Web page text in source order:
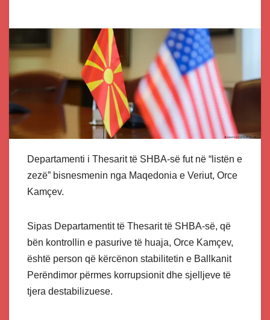
Departamenti i Thesarit të SHBA-së fut në “listën e
zezë” bisnesmenin nga Maqedonia e Veriut, Orce
Kamçev.
Sipas Departamentit të Thesarit të SHBA-së, që
bën kontrollin e pasurive të huaja, Orce Kamçev,
është person që kërcënon stabilitetin e Ballkanit
Perëndimor përmes korrupsionit dhe sjelljeve të
tjera destabilizuese.